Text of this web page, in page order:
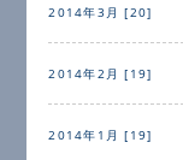
2014年3月 [20]
2014年2月 [19]
2014年1月 [19]